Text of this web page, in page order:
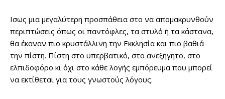
Ισως μια μεγαλύτερη προσπάθεια στο να απομακρυνθούν
περιπτώσεις όπως οι παντόφλες, τα στυλό ή τα κάστανα,
θα έκαναν πιο κρυστάλλινη την Εκκλησία και πιο βαθιά
την πίστη. Πίστη στο υπερβατικό, στο ανεξήγητο, στο
ελπιδοφόρο κι όχι στο κάθε λογής εμπόρευμα που μπορεί
να εκτίθεται για τους γνωστούς λόγους.